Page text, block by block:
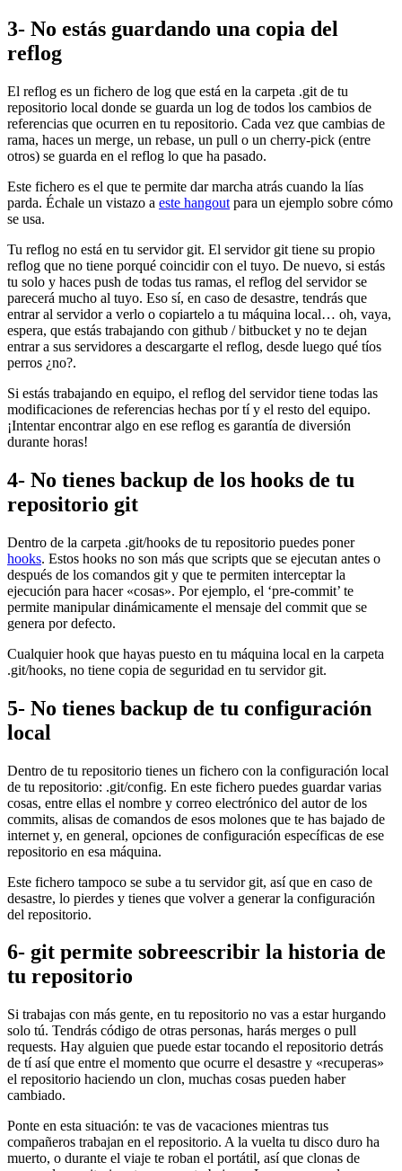
3- No estás guardando una copia del
reflog
El reflog es un fichero de log que está en la carpeta .git de tu
repositorio local donde se guarda un log de todos los cambios de
referencias que ocurren en tu repositorio. Cada vez que cambias de
rama, haces un merge, un rebase, un pull o un cherry-pick (entre
otros) se guarda en el reflog lo que ha pasado.
Este fichero es el que te permite dar marcha atrás cuando la lías
parda. Échale un vistazo a este hangout para un ejemplo sobre cómo
se usa.
Tu reflog no está en tu servidor git. El servidor git tiene su propio
reflog que no tiene porqué coincidir con el tuyo. De nuevo, si estás
tu solo y haces push de todas tus ramas, el reflog del servidor se
parecerá mucho al tuyo. Eso sí, en caso de desastre, tendrás que
entrar al servidor a verlo o copiartelo a tu máquina local… oh, vaya,
espera, que estás trabajando con github / bitbucket y no te dejan
entrar a sus servidores a descargarte el reflog, desde luego qué tíos
perros ¿no?.
Si estás trabajando en equipo, el reflog del servidor tiene todas las
modificaciones de referencias hechas por tí y el resto del equipo.
¡Intentar encontrar algo en ese reflog es garantía de diversión
durante horas!
4- No tienes backup de los hooks de tu
repositorio git
Dentro de la carpeta .git/hooks de tu repositorio puedes poner
hooks. Estos hooks no son más que scripts que se ejecutan antes o
después de los comandos git y que te permiten interceptar la
ejecución para hacer «cosas». Por ejemplo, el ‘pre-commit’ te
permite manipular dinámicamente el mensaje del commit que se
genera por defecto.
Cualquier hook que hayas puesto en tu máquina local en la carpeta
.git/hooks, no tiene copia de seguridad en tu servidor git.
5- No tienes backup de tu configuración
local
Dentro de tu repositorio tienes un fichero con la configuración local
de tu repositorio: .git/config. En este fichero puedes guardar varias
cosas, entre ellas el nombre y correo electrónico del autor de los
commits, alisas de comandos de esos molones que te has bajado de
internet y, en general, opciones de configuración específicas de ese
repositorio en esa máquina.
Este fichero tampoco se sube a tu servidor git, así que en caso de
desastre, lo pierdes y tienes que volver a generar la configuración
del repositorio.
6- git permite sobreescribir la historia de
tu repositorio
Si trabajas con más gente, en tu repositorio no vas a estar hurgando
solo tú. Tendrás código de otras personas, harás merges o pull
requests. Hay alguien que puede estar tocando el repositorio detrás
de tí así que entre el momento que ocurre el desastre y «recuperas»
el repositorio haciendo un clon, muchas cosas pueden haber
cambiado.
Ponte en esta situación: te vas de vacaciones mientras tus
compañeros trabajan en el repositorio. A la vuelta tu disco duro ha
muerto, o durante el viaje te roban el portátil, así que clonas de